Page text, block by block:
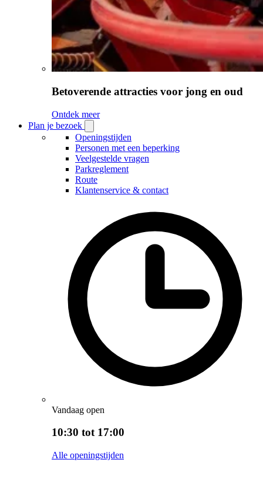
Betoverende attracties voor jong en oud
Ontdek meer
Plan je bezoek
Plan
je
bezoek
submenu
Openingstijden
Personen met een beperking
Veelgestelde vragen
Parkreglement
Route
Klantenservice & contact
Vandaag open
10:30 tot 17:00
Alle openingstijden